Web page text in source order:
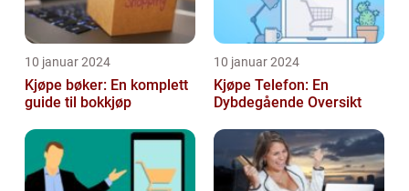
10 januar 2024
Kjøpe bøker: En komplett
guide til bokkjøp
10 januar 2024
Kjøpe Telefon: En
Dybdegående Oversikt